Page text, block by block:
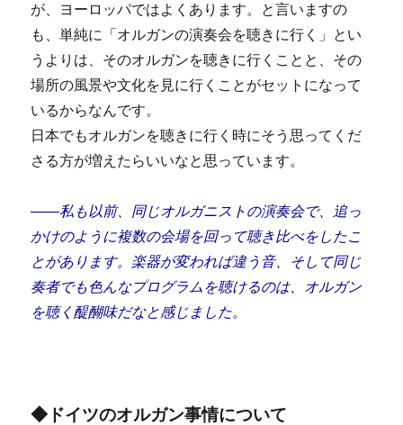
が、ヨーロッパではよくあります。と言いますの
も、単純に「オルガンの演奏会を聴きに行く」とい
うよりは、そのオルガンを聴きに行くことと、その
場所の風景や文化を見に行くことがセットになって
いるからなんです。
日本でもオルガンを聴きに行く時にそう思ってくだ
さる方が増えたらいいなと思っています。
――私も以前、同じオルガニストの演奏会で、追っ
かけのように複数の会場を回って聴き比べをしたこ
とがあります。楽器が変われば違う音、そして同じ
奏者でも色んなプログラムを聴けるのは、オルガン
を聴く醍醐味だなと感じました。
◆ドイツのオルガン事情について